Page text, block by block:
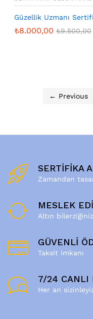
Güzellik Uzmanı
₺8.000,00 ₺9.500,00
← Previous
SERTİFİKA
Zamandan
MESLEK
Altın
GÜVENLİ
Taksit imkanı
7/24 CANLI
Her an